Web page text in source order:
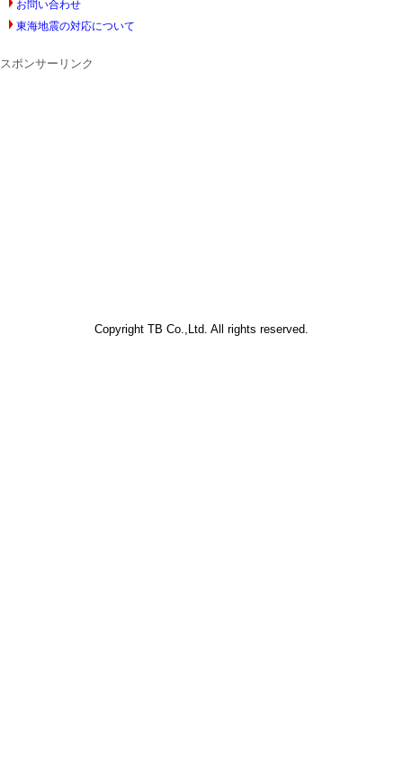
お問い合わせ
東海地震の対応について
スポンサーリンク
Copyright TB Co.,Ltd. All rights reserved.